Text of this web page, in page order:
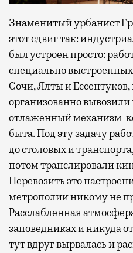
Знаменитый урбанист
этот сдвиг так:
был устроен просто:
специально выстроенных
Сочи, Ялты и Ессентуков,
организованно
отлаженный механизм-
быта. Под эту задачу
до столовых и
потом транслировали
Перевозить это
метрополии никому не
Расслабленная
заповедниках и никуда
тут вдруг вырвалась и